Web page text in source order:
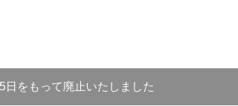
日をもって廃止いたしました